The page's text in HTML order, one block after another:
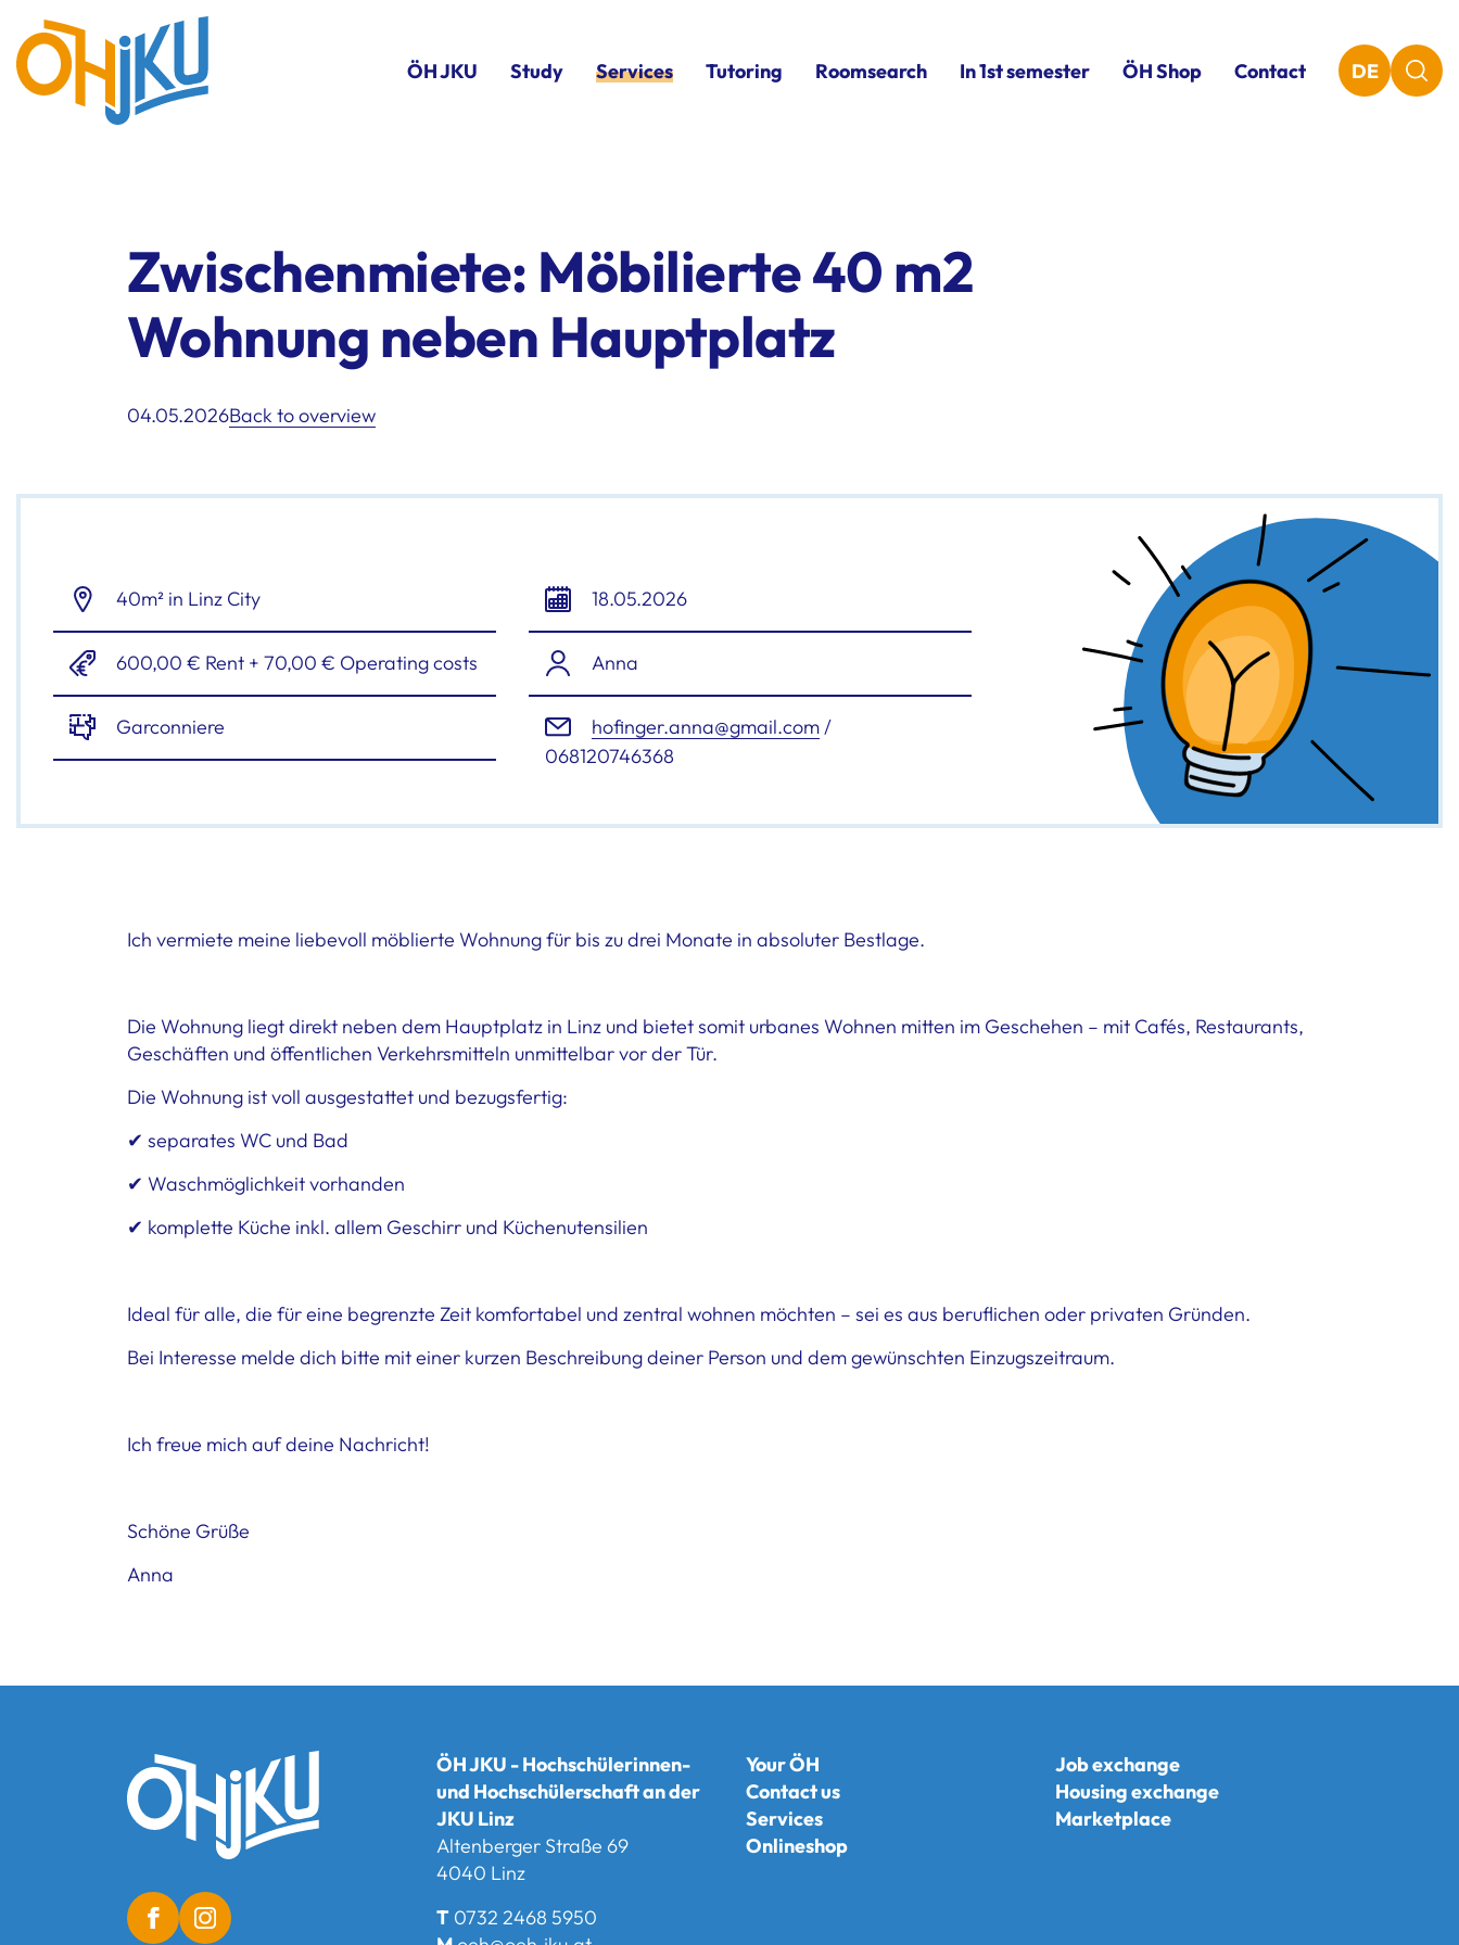
ÖH JKU Study Services Tutoring Roomsearch In 1st semester ÖH Shop Contact DE
Zwischenmiete: Möbilierte 40 m2
Wohnung neben Hauptplatz
04.05.2026Back to overview
40m² in Linz City
600,00 € Rent + 70,00 € Operating costs
Garconniere
18.05.2026
Anna
hofinger.anna@gmail.com
068120746368
Ich vermiete meine liebevoll möblierte Wohnung für bis zu drei Monate in absoluter Bestlage.
Die Wohnung liegt direkt neben dem Hauptplatz in Linz und bietet somit urbanes Wohnen mitten im Geschehen – mit Cafés, Restaurants,
Geschäften und öffentlichen Verkehrsmitteln unmittelbar vor der Tür.
Die Wohnung ist voll ausgestattet und bezugsfertig:
✔ separates WC und Bad
✔ Waschmöglichkeit vorhanden
✔ komplette Küche inkl. allem Geschirr und Küchenutensilien
Ideal für alle, die für eine begrenzte Zeit komfortabel und zentral wohnen möchten – sei es aus beruflichen oder privaten Gründen.
Bei Interesse melde dich bitte mit einer kurzen Beschreibung deiner Person und dem gewünschten Einzugszeitraum.
Ich freue mich auf deine Nachricht!
Schöne Grüße
Anna
ÖH JKU - Hochschülerinnen-
und Hochschülerschaft an der
JKU Linz
Altenberger Straße 69
4040 Linz
T 0732 2468 5950
Your ÖH
Contact us
Services
Onlineshop
Job exchange
Housing exchange
Marketplace